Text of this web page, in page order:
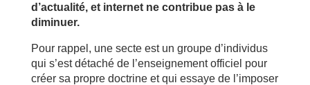
d’actualité, et internet ne contribue pas à le
diminuer.
Pour rappel, une secte est un groupe d’individus
qui s’est détaché de l’enseignement officiel pour
créer sa propre doctrine et qui essaye de l’imposer